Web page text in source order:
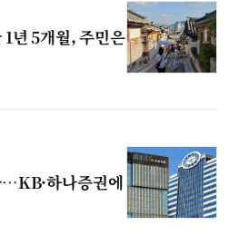
년 5개월, 주민은
…KB·하나증권에